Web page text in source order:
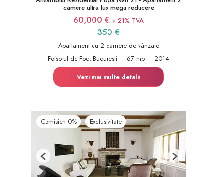
camere ultra lux mega reducere
60,000 € + 21% TVA
350 €
Apartament cu 2 camere de vânzare
Foisorul de Foc, Bucuresti
67 mp
2014
Vezi mai multe detalii
Comision 0% Exclusivitate
Previous Next